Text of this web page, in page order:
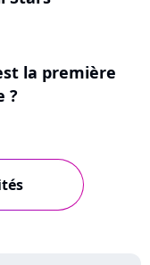
la première
?